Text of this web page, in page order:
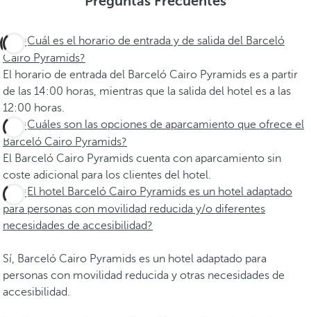
¿Cuál es el horario de entrada y de salida del Barceló
Cairo Pyramids?
El horario de entrada del Barceló Cairo Pyramids es a partir
de las 14:00 horas, mientras que la salida del hotel es a las
12:00 horas.
¿Cuáles son las opciones de aparcamiento que ofrece el
Barceló Cairo Pyramids?
El Barceló Cairo Pyramids cuenta con aparcamiento sin
coste adicional para los clientes del hotel.
¿El hotel Barceló Cairo Pyramids es un hotel adaptado
para personas con movilidad reducida y/o diferentes
necesidades de accesibilidad?
Sí, Barceló Cairo Pyramids es un hotel adaptado para
personas con movilidad reducida y otras necesidades de
accesibilidad.